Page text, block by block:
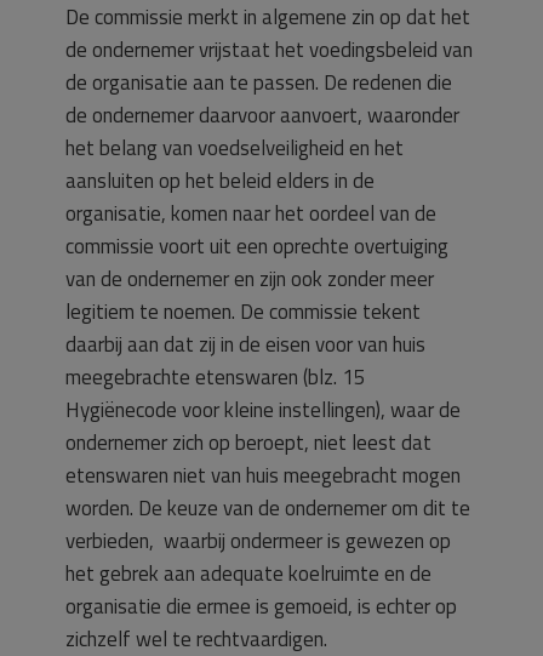
De commissie merkt in algemene zin op dat het
de ondernemer vrijstaat het voedingsbeleid van
de organisatie aan te passen. De redenen die
de ondernemer daarvoor aanvoert, waaronder
het belang van voedselveiligheid en het
aansluiten op het beleid elders in de
organisatie, komen naar het oordeel van de
commissie voort uit een oprechte overtuiging
van de ondernemer en zijn ook zonder meer
legitiem te noemen. De commissie tekent
daarbij aan dat zij in de eisen voor van huis
meegebrachte etenswaren (blz. 15
Hygiënecode voor kleine instellingen), waar de
ondernemer zich op beroept, niet leest dat
etenswaren niet van huis meegebracht mogen
worden. De keuze van de ondernemer om dit te
verbieden, waarbij ondermeer is gewezen op
het gebrek aan adequate koelruimte en de
organisatie die ermee is gemoeid, is echter op
zichzelf wel te rechtvaardigen.